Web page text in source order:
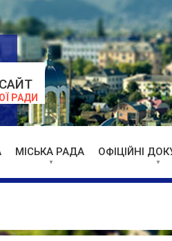
РАДИ
МІСЬКА РАДА ОФІЦІЙНІ